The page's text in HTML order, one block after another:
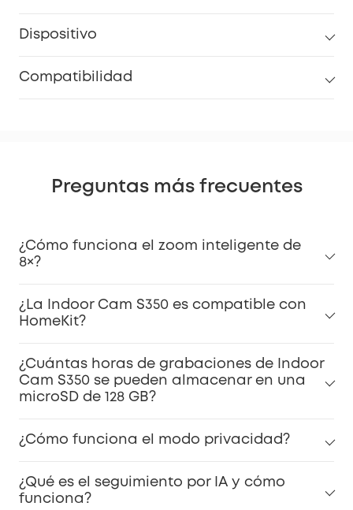
Dispositivo
Compatibilidad
Preguntas más frecuentes
¿Cómo funciona el zoom inteligente de
8×?
¿La Indoor Cam S350 es compatible con
HomeKit?
¿Cuántas horas de grabaciones de Indoor
Cam S350 se pueden almacenar en una
microSD de 128 GB?
¿Cómo funciona el modo privacidad?
¿Qué es el seguimiento por IA y cómo
funciona?